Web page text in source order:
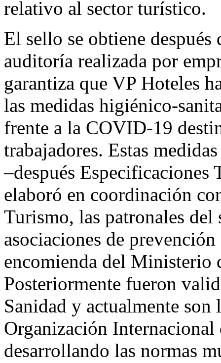
relativo al sector turístico.
El sello se obtiene después
auditoría realizada por
garantiza que VP Hoteles
las medidas higiénico-
frente a la COVID-19
trabajadores. Estas
–después
elaboró en coordinación
Turismo, las patronales
asociaciones de
encomienda del Ministerio
Posteriormente fueron
Sanidad y actualmente son
Organización
desarrollando las normas